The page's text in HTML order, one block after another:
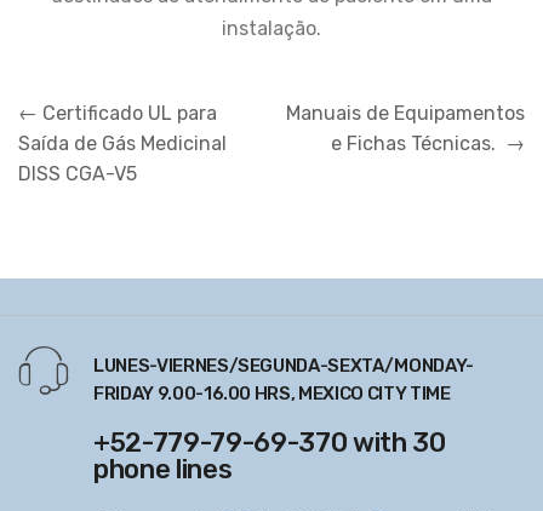
instalação.
Navegação
de
Post
← Certificado UL para
Saída de Gás Medicinal
DISS CGA-V5
Manuais de Equipamentos
e Fichas Técnicas. →
LUNES-VIERNES/SEGUNDA-SEXTA/MONDAY-
FRIDAY 9.00-16.00 HRS, MEXICO CITY TIME
+52-779-79-69-370 with 30
phone lines